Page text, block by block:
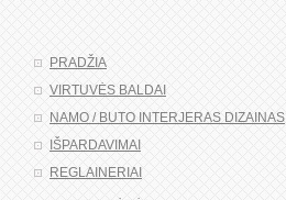
PRADŽIA
VIRTUVĖS BALDAI
NAMO / BUTO INTERJERAS DIZAINAS
IŠPARDAVIMAI
REGLAINERIAI